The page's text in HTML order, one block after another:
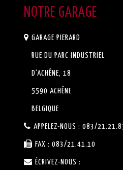
NOTRE GARAGE
GARAGE PIERARD
RUE DU PARC INDUSTRIEL
D'ACHÊNE, 18
5590 ACHÊNE
BELGIQUE
APPELEZ-NOUS : 083/
FAX : 083/21.41.10
ÉCRIVEZ-NOUS :